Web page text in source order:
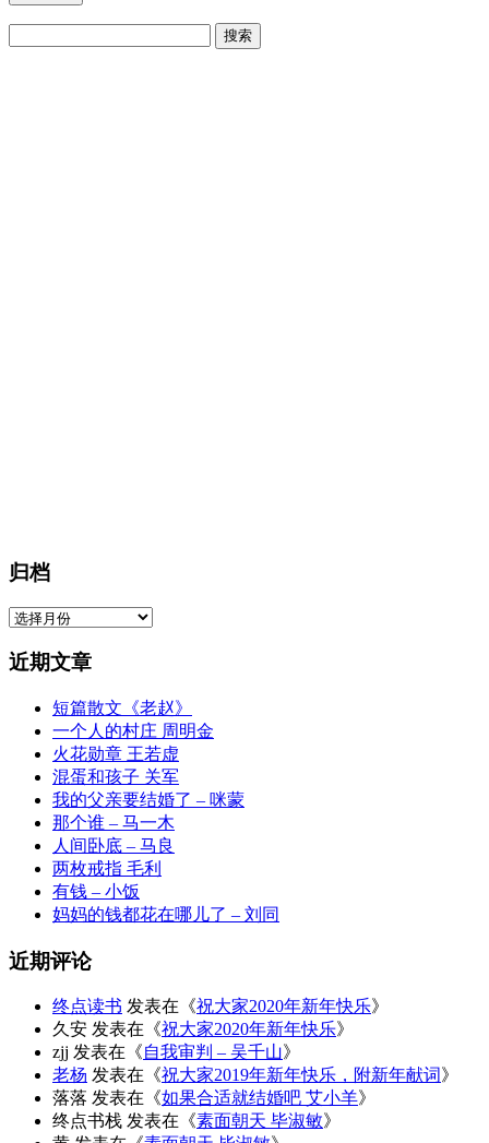
归档
归
近期文章
短篇散文《老赵》
一个人的村庄 周明金
火花勋章 王若虚
混蛋和孩子 关军
我的父亲要结婚了 – 咪蒙
那个谁 – 马一木
人间卧底 – 马良
两枚戒指 毛利
有钱 – 小饭
妈妈的钱都花在哪儿了 – 刘同
近期评论
终点读书 发表在《祝大家2020年新年快乐》
久安 发表在《祝大家2020年新年快乐》
zjj 发表在《自我审判 – 吴千山》
老杨 发表在《祝大家2019年新年快乐，附新年献词》
落落 发表在《如果合适就结婚吧 艾小羊》
终点书栈 发表在《素面朝天 毕淑敏》